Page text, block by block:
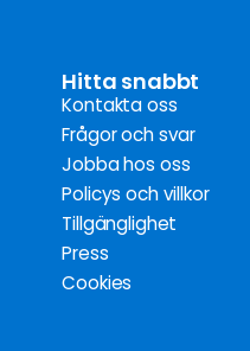
Hitta snabbt
Kontakta oss
Frågor och svar
Jobba hos oss
Policys och villkor
Tillgänglighet
Press
Cookies